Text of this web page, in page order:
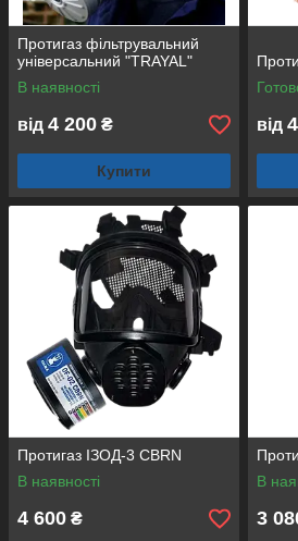
Протигаз фільтрувальний
універсальний "TRAYAL"
В наявності
від 4 200 ₴
Купити
від
Протигаз ІЗОД-3 CBRN
В наявності
4 600 ₴
В
3